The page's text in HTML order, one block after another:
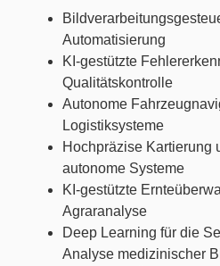
Automatisierung
KI-gestützte
Qualitätskontrolle
Autonome
Logistiksysteme
Hochpräzise Kartierung
autonome Systeme
KI-gestützte
Agraranalyse
Deep Learning für die
Analyse medizinischer